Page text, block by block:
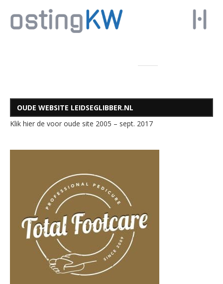
OUDE WEBSITE LEIDSEGLIBBER.NL
Klik hier de voor oude site 2005 – sept. 2017